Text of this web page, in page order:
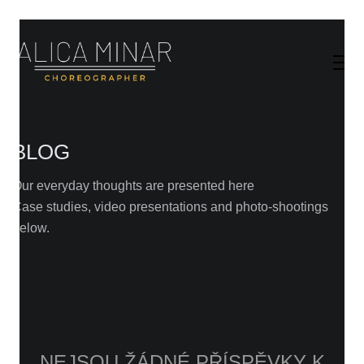
BLOG
Our everyday thoughts are presented here
Case studies, video presentations and photo-shootings
below.